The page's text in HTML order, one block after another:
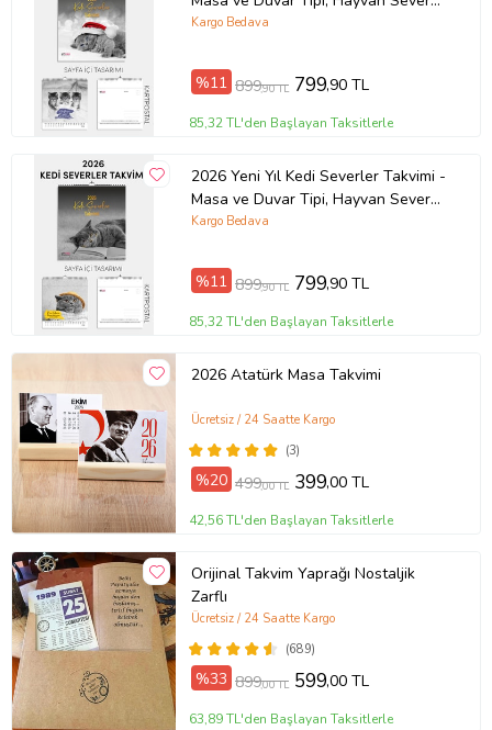
Takvimi (Model 2)
Kargo Bedava
%11 899,90 TL 799,90 TL
85,32 TL'den Başlayan Taksitlerle
2026 Yeni Yıl Kedi Severler Takvimi -
Masa ve Duvar Tipi, Hayvan Sever
Takvimi (Model 1)
Kargo Bedava
%11 899,90 TL 799,90 TL
85,32 TL'den Başlayan Taksitlerle
2026 Atatürk Masa Takvimi
(3)
Ücretsiz / 24 Saatte Kargo
%20 499,00 TL 399,00 TL
42,56 TL'den Başlayan Taksitlerle
Orijinal Takvim Yaprağı Nostaljik
Zarflı
(689)
Ücretsiz / 24 Saatte Kargo
%33 899,00 TL 599,00 TL
63,89 TL'den Başlayan Taksitlerle